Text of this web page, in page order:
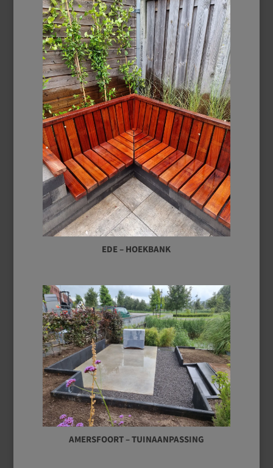
EDE – HOEKBANK
AMERSFOORT – TUINAANPASSING